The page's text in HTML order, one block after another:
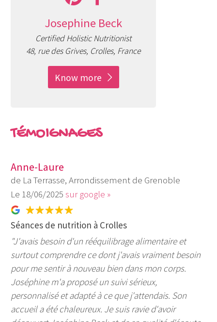
Josephine Beck
Certified Holistic Nutritionist
48, rue des Grives, Crolles, France
Know more
TÉMOIGNAGES
Anne-Laure
de La Terrasse, Arrondissement de Grenoble
18/06/2025sur google »
Séances de nutrition à Crolles
"J'avais besoin d'un rééquilibrage alimentaire et
surtout comprendre ce dont j'avais vraiment besoin
pour me sentir à nouveau bien dans mon corps.
Joséphine m'a proposé un suivi sérieux,
personnalisé et adapté à ce que j'attendais. Son
accueil a été chaleureux. Je suis ravie d'avoir